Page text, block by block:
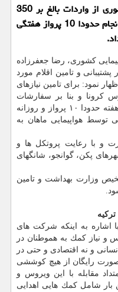
پلات: سخنگوی سازمان هواپیمایی كشوری از واردات بالغ بر 350
تن اقلام بهداشتی مبارزه با كرونا با انجام حدودا 10 پرواز هفتگی
كشوری، رضا جعفرزاده
پشتیبانی و تامین اقلام مورد
نمود: برای تامین نیازهای
كرونا و بنا بر سفارشات
وزارت بهداشت و سایر دستگاه ها در هفته حدودا ۱۰ پرواز و روزانه
بهداشتی توسط هواپیمایی ماهان به
و با رعایت پروتكل ها و
پكن، گوانجو، شانگهای
وزارت بهداشت و تامین
اشاره به اینكه شركت های
و نیاز كمك به هموطنان در
انسانی و نه اقتصادی و حتی در
صورت رایگان از هیچ كوششی
مقابله با این ویروس و
ریزی های صورت گرفته ۱۰ تن بار شامل كمك هایی اهدایی